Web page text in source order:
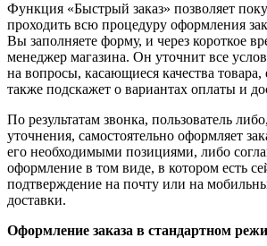
Функция «Быстрый заказ» позволяет
проходить всю процедуру оформления
Вы заполняете форму, и через короткое
менеджер магазина. Он уточнит все
на вопросы, касающиеся качества товара,
также подскажет о вариантах оплаты и
По результатам звонка, пользователь
уточнения, самостоятельно оформляет
его необходимыми позициями, либо
оформление в том виде, в котором есть
подтверждение на почту или на
доставки.
Оформление заказа в стандартном